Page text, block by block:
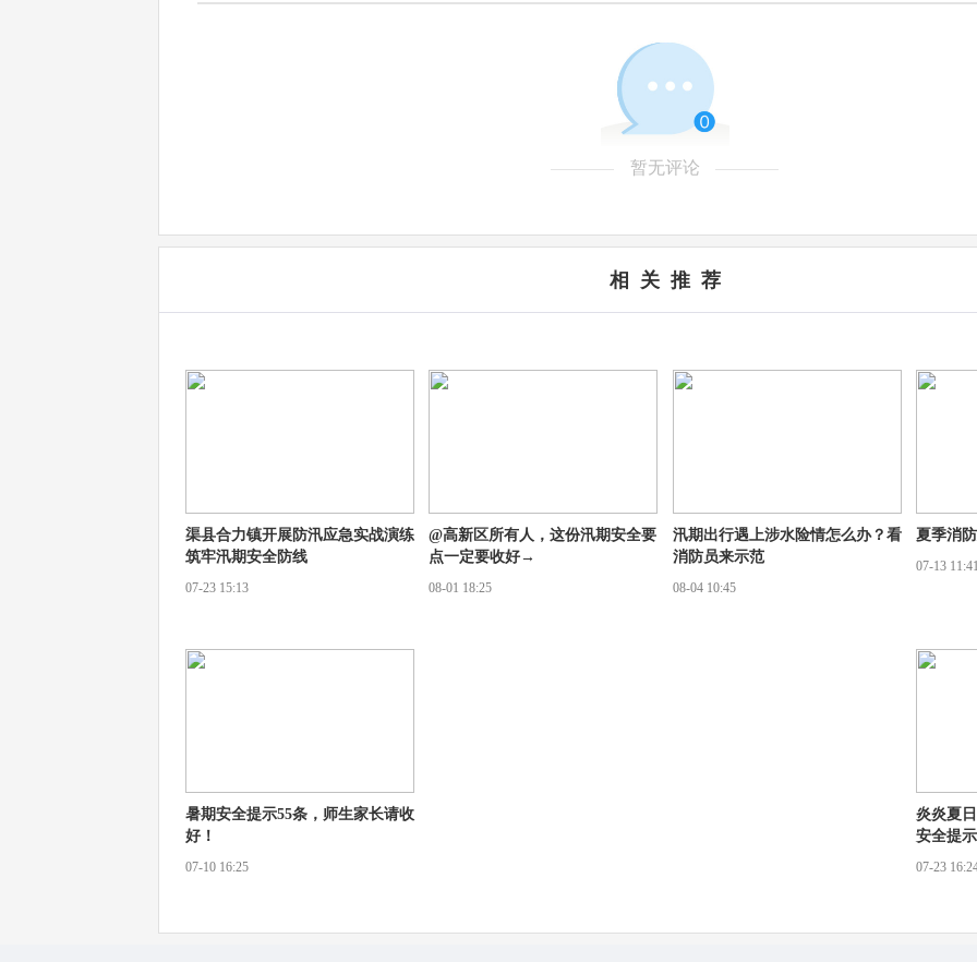
暂无评论
相 关 推 荐
渠县合力镇开展防汛应急实战演练
筑牢汛期安全防线
07-23 15:13
@高新区所有人，这份汛期安全要
点一定要收好→
08-01 18:25
汛期出行遇上涉水险情怎么办？看
消防员来示范
08-04 10:45
夏季消
07-13
暑期安全提示55条，师生家长请收
好！
07-10 16:25
炎炎夏
安全提
07-23